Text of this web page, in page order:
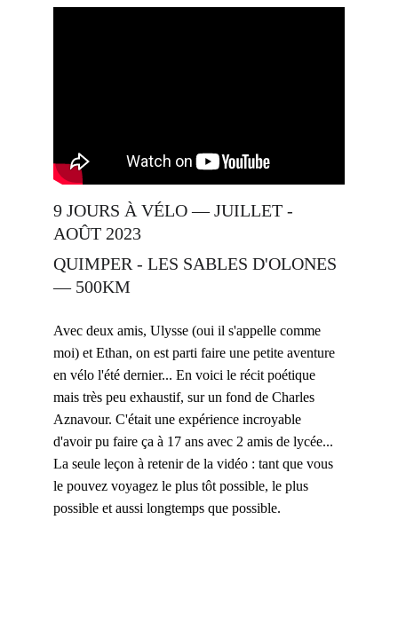
9 JOURS À VÉLO — JUILLET -
AOÛT 2023
QUIMPER - LES SABLES D'OLONES
— 500KM
Avec deux amis, Ulysse (oui il s'appelle comme
moi) et Ethan, on est parti faire une petite aventure
en vélo l'été dernier... En voici le récit poétique
mais très peu exhaustif, sur un fond de Charles
Aznavour. C'était une expérience incroyable
d'avoir pu faire ça à 17 ans avec 2 amis de lycée...
La seule leçon à retenir de la vidéo : tant que vous
le pouvez voyagez le plus tôt possible, le plus
possible et aussi longtemps que possible.